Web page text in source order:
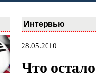
Интервью
28.05.2010
Что